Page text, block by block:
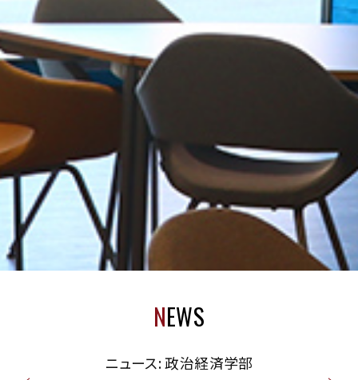
NEWS
ニュース: 政治経済学部